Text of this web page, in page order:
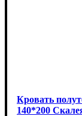
Кровать
140*200